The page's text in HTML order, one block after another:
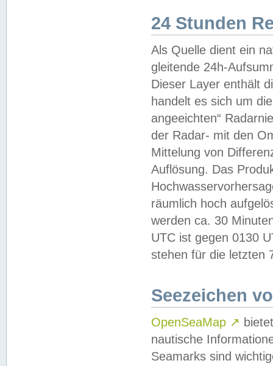
24 Stunden
Als Quelle dient ein
gleitende 24h-
Dieser Layer enthält
handelt es sich um
angeeichten“
der Radar- mit den
Mittelung von
Auflösung. Das
räumlich hoch
werden ca. 30
UTC ist gegen 0130
stehen für die letzten
Seezeichen
OpenSeaMap ↗
nautische
Seamarks sind